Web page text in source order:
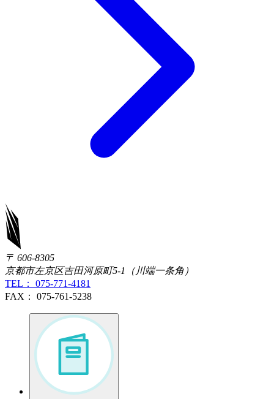
〒 606-8305
京都市左京区吉田河原町5-1（川端一条角）
TEL： 075-771-4181
FAX： 075-761-5238